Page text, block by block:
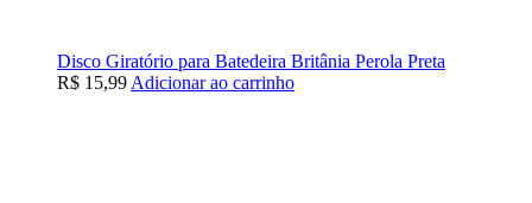
Disco Giratório para Batedeira Britânia Perola Preta
R$ 15,99 Adicionar ao carrinho